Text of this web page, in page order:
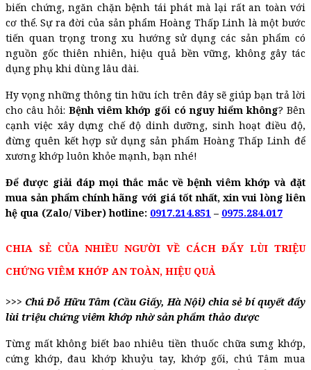
biến chứng, ngăn chặn bệnh tái phát mà lại rất an toàn với
cơ thể. Sự ra đời của sản phẩm Hoàng Thấp Linh là một bước
tiến quan trọng trong xu hướng sử dụng các sản phẩm có
nguồn gốc thiên nhiên, hiệu quả bền vững, không gây tác
dụng phụ khi dùng lâu dài.
Hy vọng những thông tin hữu ích trên đây sẽ giúp bạn trả lời
cho câu hỏi: Bệnh viêm khớp gối có nguy hiểm không? Bên
cạnh việc xây dựng chế độ dinh dưỡng, sinh hoạt điều độ,
đừng quên kết hợp sử dụng sản phẩm Hoàng Thấp Linh để
xương khớp luôn khỏe mạnh, bạn nhé!
Để được giải đáp mọi thắc mắc về bệnh viêm khớp và đặt
mua sản phẩm chính hãng với giá tốt nhất, xin vui lòng liên
hệ qua (Zalo/ Viber) hotline: 0917.214.851 – 0975.284.017
CHIA SẺ CỦA NHIỀU NGƯỜI VỀ CÁCH ĐẨY LÙI TRIỆU
CHỨNG VIÊM KHỚP AN TOÀN, HIỆU QUẢ
>>> Chú Đỗ Hữu Tâm (Cầu Giấy, Hà Nội) chia sẻ bí quyết đẩy
lùi triệu chứng viêm khớp nhờ sản phẩm thảo dược
Từng mất không biết bao nhiêu tiền thuốc chữa sưng khớp,
cứng khớp, đau khớp khuỷu tay, khớp gối, chú Tâm mua